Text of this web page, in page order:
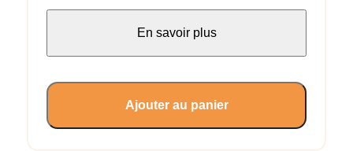
En savoir plus
Ajouter au panier